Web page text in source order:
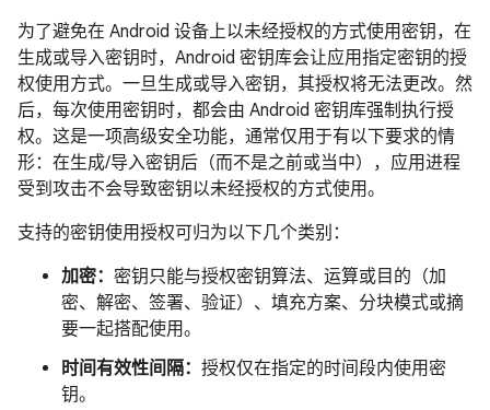
为了避免在 Android 设备上以未经授权的方式使用密钥，在
生成或导入密钥时，Android 密钥库会让应用指定密钥的授
权使用方式。一旦生成或导入密钥，其授权将无法更改。然
后，每次使用密钥时，都会由 Android 密钥库强制执行授
权。这是一项高级安全功能，通常仅用于有以下要求的情
形：在生成/导入密钥后（而不是之前或当中），应用进程
受到攻击不会导致密钥以未经授权的方式使用。
支持的密钥使用授权可归为以下几个类别：
加密： 密钥只能与授权密钥算法、运算或目的（加
密、解密、签署、验证）、填充方案、分块模式或摘
要一起搭配使用。
时间有效性间隔： 授权仅在指定的时间段内使用密
钥。